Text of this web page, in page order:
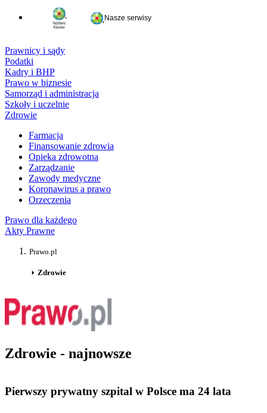
Nasze serwisy
Prawnicy i sądy
Podatki
Kadry i BHP
Prawo w biznesie
Samorząd i administracja
Szkoły i uczelnie
Zdrowie
Farmacja
Finansowanie zdrowia
Opieka zdrowotna
Zarządzanie
Zawody medyczne
Koronawirus a prawo
Orzeczenia
Prawo dla każdego
Akty Prawne
Prawo.pl
Zdrowie
Zdrowie - najnowsze
Pierwszy prywatny szpital w Polsce ma 24 lata